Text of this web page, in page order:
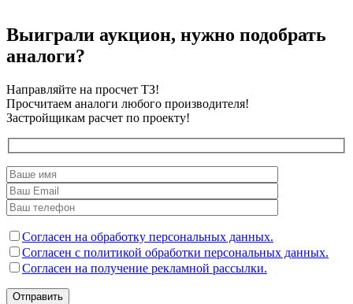
Выиграли аукцион, нужно подобрать
аналоги?
Направляйте на просчет ТЗ!
Просчитаем аналоги любого производителя!
Застройщикам расчет по проекту!
Согласен на обработку персональных данных.
Согласен с политикой обработки персональных данных.
Согласен на получение рекламной рассылки.
Отправить